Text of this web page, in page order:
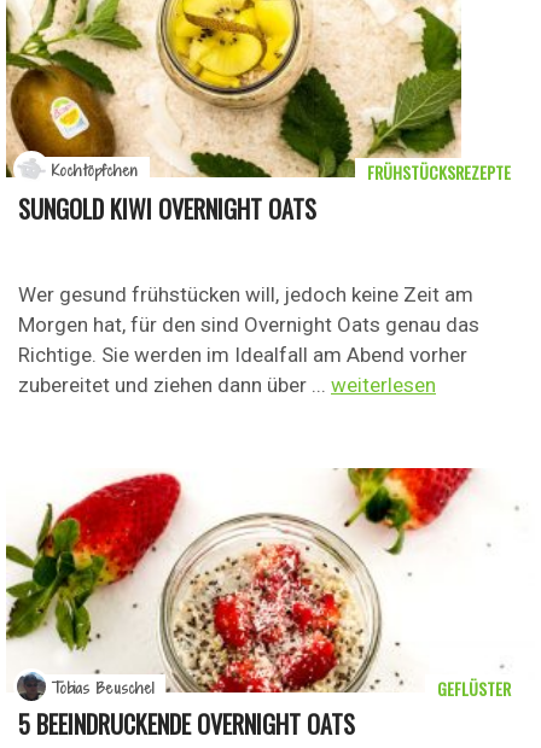
SUNGOLD KIWI OVERNIGHT OATS
Wer gesund frühstücken will, jedoch keine Zeit am
Morgen hat, für den sind Overnight Oats genau das
Richtige. Sie werden im Idealfall am Abend vorher
zubereitet und ziehen dann über ... weiterlesen
FRÜHSTÜCKSREZEPTE
Kochtöpfchen
5 BEEINDRUCKENDE OVERNIGHT OATS
GEFLÜSTER
Tobias Beuschel